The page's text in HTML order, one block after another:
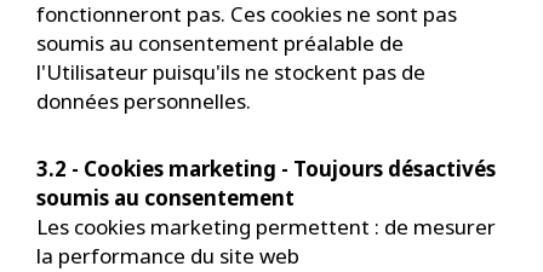
fonctionneront pas. Ces cookies ne sont pas
soumis au consentement préalable de
l'Utilisateur puisqu'ils ne stockent pas de
données personnelles.
3.2 - Cookies marketing - Toujours désactivés
soumis au consentement
Les cookies marketing permettent : de mesurer
la performance du site web